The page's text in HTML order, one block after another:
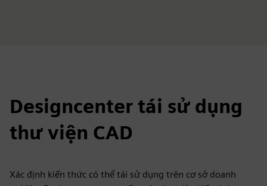
Designcenter tái sử dụng
thư viện CAD
Xác định kiến thức có thể tái sử dụng trên cơ sở doanh